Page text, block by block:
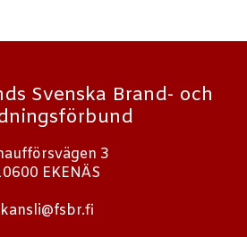
Svenska Brand- och
3
EKENÄS
kansli@fsbr.fi